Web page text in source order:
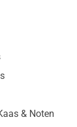
& Noten